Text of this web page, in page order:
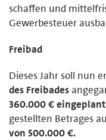
schaffen und
Gewerbesteuer
Freibad
Dieses Jahr soll nun
des Freibades
360.000 € eingeplant
gestellten Betrages
von 500.000 €.